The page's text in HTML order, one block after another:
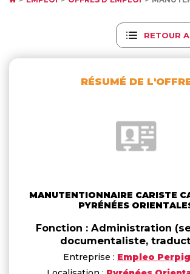
RETOUR
RÉSUMÉ DE
MANUTENTIONNAIRE CARISTE
PYRÉNÉES
Fonction : Administration
documentaliste,
Entreprise : Empleo